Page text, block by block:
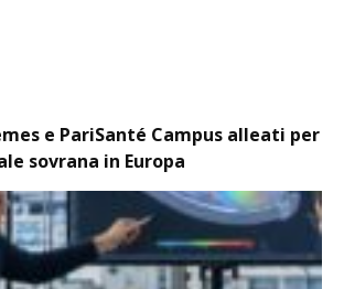
e PariSanté Campus alleati per
sovrana in Europa